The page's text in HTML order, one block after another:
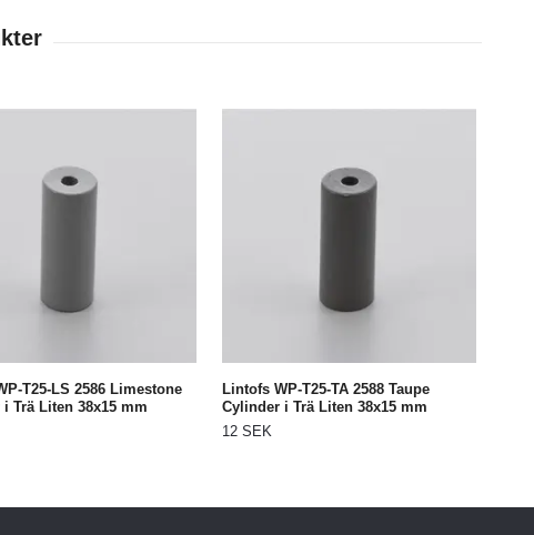
T25-LS 2586 Limestone
Trä Liten 38x15 mm
Lintofs WP-T25-TA 2588 Taupe
Cylinder i Trä Liten 38x15 mm
12 SEK